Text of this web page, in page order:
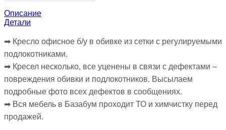
Описание
Детали
➡︎ Кресло офисное б/у в обивке из сетки с регулируемыми
подлокотниками.
➡︎ Кресел несколько, все уценены в связи с дефектами –
повреждения обивки и подлокотников. Высылаем
подробные фото всех дефектов в сообщениях.
➡︎ Вся мебель в Базабум проходит ТО и химчистку перед
продажей.